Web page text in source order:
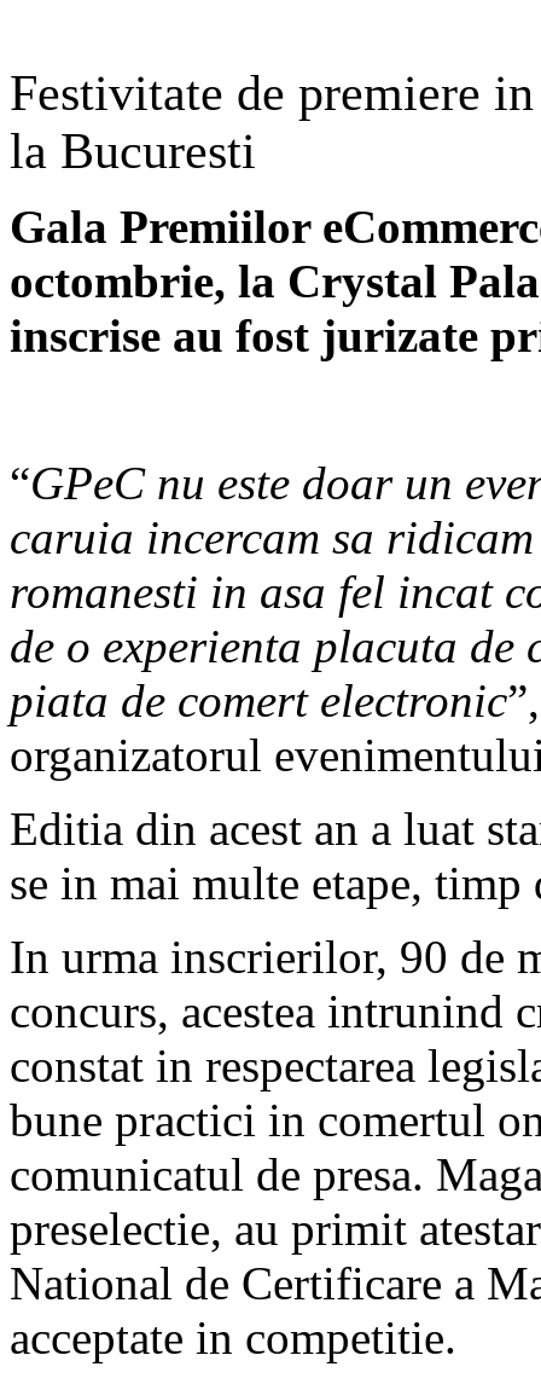
Festivitate de premiere
la Bucuresti
Gala Premiilor
octombrie, la Crystal
inscrise au fost jurizate
“GPeC nu este doar un
caruia incercam sa
romanesti in asa fel incat
de o experienta placuta de
piata de comert electronic
organizatorul
Editia din acest an a luat
se in mai multe etape, timp
In urma inscrierilor, 90 de
concurs, acestea intrunind
constat in respectarea
bune practici in comertul
comunicatul de presa.
preselectie, au primit
National de Certificare a
acceptate in competitie.